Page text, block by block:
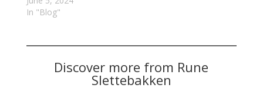
In "Blog"
Discover more from Rune
Slettebakken